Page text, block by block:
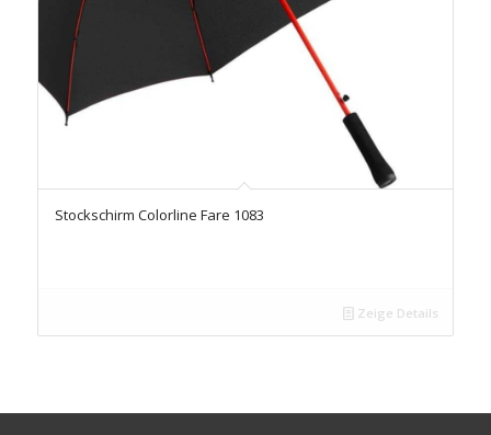
Stockschirm Colorline Fare 1083
Zeige Details